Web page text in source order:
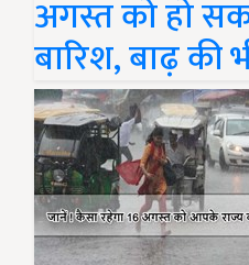
अगस्त को हो
बारिश, बाढ़ की